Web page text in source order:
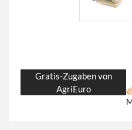
Gratis-Zugaben von
AgriEuro